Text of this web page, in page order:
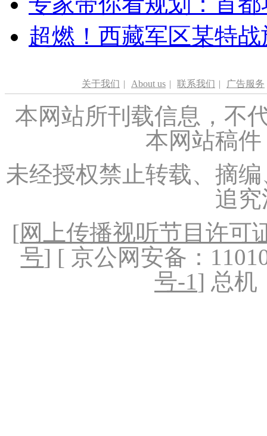
超燃！西藏军区某特
关于我们 | About us | 联系我们 | 广告服务
本网站所刊载信息，不
本网站稿
未经授权禁止转载、摘
追
[网上传播视听节目许可
号] [ 京公网安备：
号-1] 总机